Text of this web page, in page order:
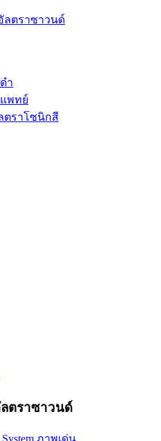
ำ
พทย์
ตราโซนิกสี
ลตราซาวนด์